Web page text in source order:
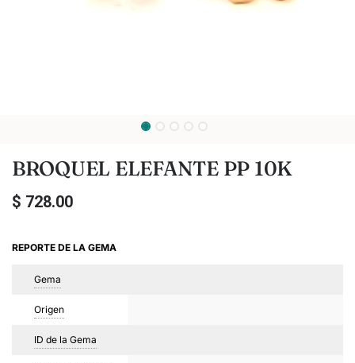
BROQUEL ELEFANTE PP 10K
$ 728.00
REPORTE DE LA GEMA
Gema
Origen
ID de la Gema